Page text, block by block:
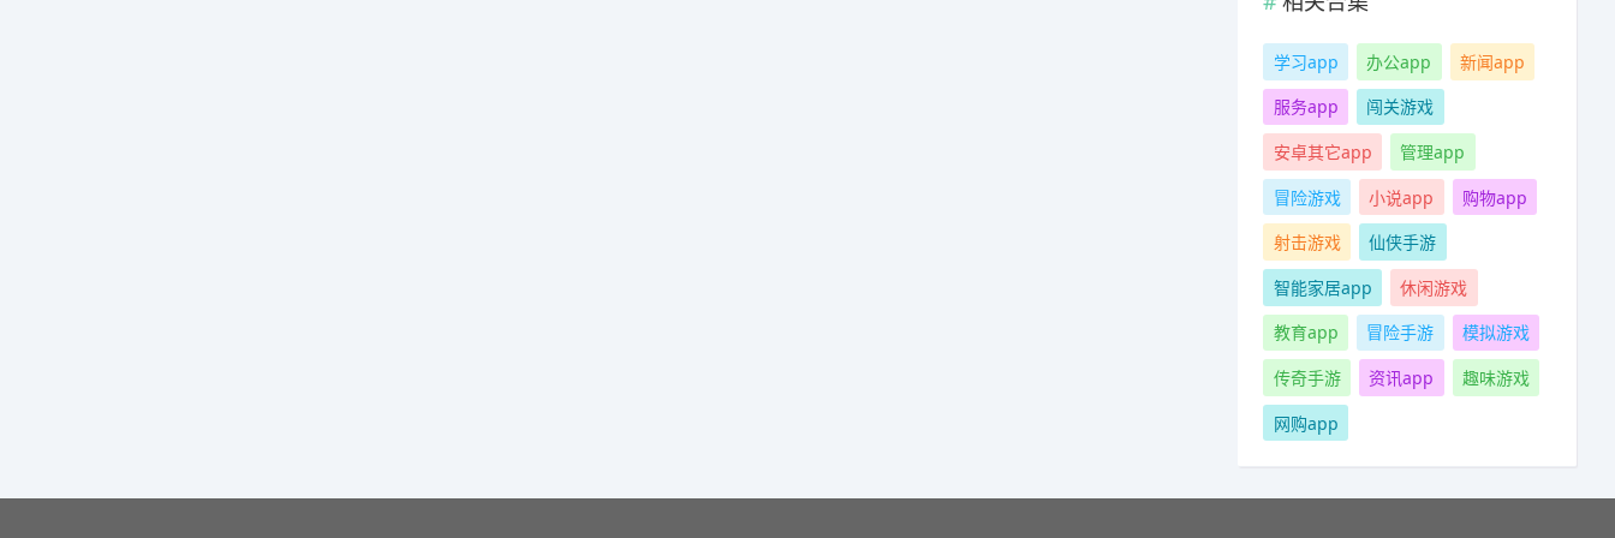
学习app 办公app
新闻app
服务app
闯关游戏
安卓其它app
管理app
冒险游戏
小说app
购物app
射击游戏
仙侠手游
智能家居app
休闲游戏
教育app
冒险手游
模拟游戏
传奇手游
资讯app
趣味游戏
网购app